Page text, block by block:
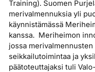
Training). Suomen
merivalmennuksia yli
käynnistämässä
kanssa. Meriheimon
jossa
seikkailutoimintaa ja
päätoteuttajaksi tuli